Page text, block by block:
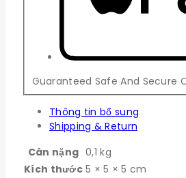
Guaranteed Safe And Secure
Thông tin bổ sung
Shipping & Return
Cân nặng 0,1 kg
Kích thước 5 × 5 × 5 cm